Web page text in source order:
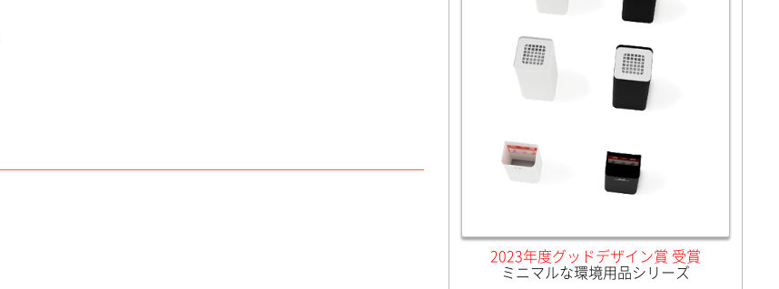
2023年度グッドデザイン賞 受賞
ミニマルな環境用品シリーズ